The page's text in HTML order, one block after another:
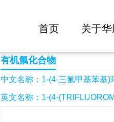
首页 关于华
1-(4-三氟甲基苯基)环丙胺
有机氟化合物
中文名称：1-(4-三氟甲基苯基)
英文名称：1-(4-